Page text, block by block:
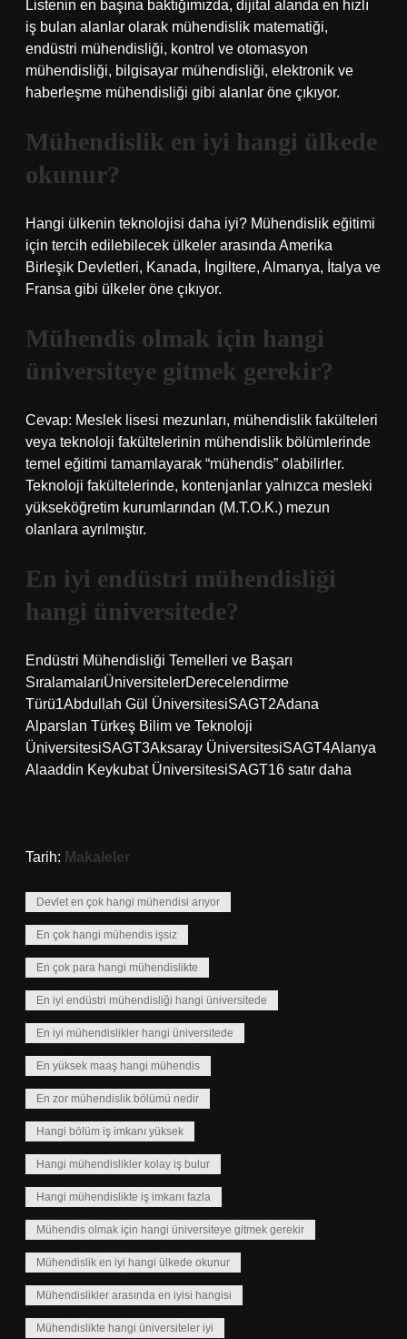
Listenin en başına baktığımızda, dijital alanda en hızlı
iş bulan alanlar olarak mühendislik matematiği,
endüstri mühendisliği, kontrol ve otomasyon
mühendisliği, bilgisayar mühendisliği, elektronik ve
haberleşme mühendisliği gibi alanlar öne çıkıyor.
Mühendislik en iyi hangi ülkede
okunur?
Hangi ülkenin teknolojisi daha iyi? Mühendislik eğitimi
için tercih edilebilecek ülkeler arasında Amerika
Birleşik Devletleri, Kanada, İngiltere, Almanya, İtalya ve
Fransa gibi ülkeler öne çıkıyor.
Mühendis olmak için hangi
üniversiteye gitmek gerekir?
Cevap: Meslek lisesi mezunları, mühendislik fakülteleri
veya teknoloji fakültelerinin mühendislik bölümlerinde
temel eğitimi tamamlayarak “mühendis” olabilirler.
Teknoloji fakültelerinde, kontenjanlar yalnızca mesleki
yükseköğretim kurumlarından (M.T.O.K.) mezun
olanlara ayrılmıştır.
En iyi endüstri mühendisliği
hangi üniversitede?
Endüstri Mühendisliği Temelleri ve Başarı
SıralamalarıÜniversitelerDerecelendirme
Türü1Abdullah Gül ÜniversitesiSAGT2Adana
Alparslan Türkeş Bilim ve Teknoloji
ÜniversitesiSAGT3Aksaray ÜniversitesiSAGT4Alanya
Alaaddin Keykubat ÜniversitesiSAGT16 satır daha
Tarih: Makaleler
Devlet en çok hangi mühendisi arıyor
En çok hangi mühendis işsiz
En çok para hangi mühendislikte
En iyi endüstri mühendisliği hangi üniversitede
En iyi mühendislikler hangi üniversitede
En yüksek maaş hangi mühendis
En zor mühendislik bölümü nedir
Hangi bölüm iş imkanı yüksek
Hangi mühendislikler kolay iş bulur
Hangi mühendislikte iş imkanı fazla
Mühendis olmak için hangi üniversiteye gitmek gerekir
Mühendislik en iyi hangi ülkede okunur
Mühendislikler arasında en iyisi hangisi
Mühendislikte hangi üniversiteler iyi